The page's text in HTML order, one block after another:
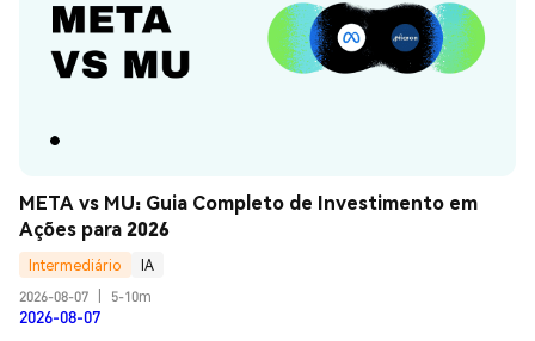
META vs MU: Guia Completo de Investimento em
Ações para 2026
Intermediário
IA
2026-08-07
5-10m
2026-08-07